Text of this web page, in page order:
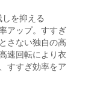
を抑える
アップ。すすぎ
さない独自の高
速回転により衣
すすぎ効率をア